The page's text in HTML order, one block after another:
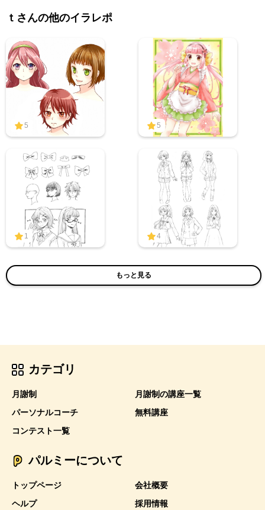
ｔさんの他のイラレポ
5 5
1 4
もっと見る
カテゴリ
月謝制
月謝制の講座一覧
パーソナルコーチ
無料講座
コンテスト一覧
パルミーについて
トップページ
会社概要
ヘルプ
採用情報